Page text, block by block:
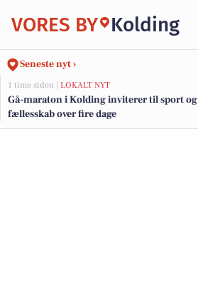
VORES BY Kolding
Seneste nyt ›
1 time siden | LOKALT NYT
Gå-maraton i Kolding inviterer til sport og
fællesskab over fire dage